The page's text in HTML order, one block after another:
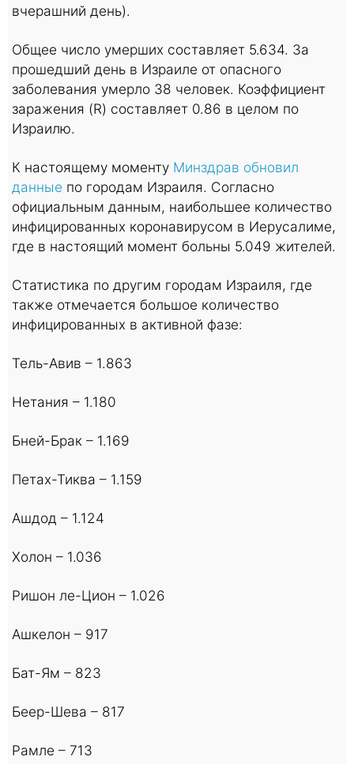
вчерашний день).
Общее число умерших составляет 5.634. За
прошедший день в Израиле от опасного
заболевания умерло 38 человек. Коэффициент
заражения (R) составляет 0.86 в целом по
Израилю.
К настоящему моменту Минздрав обновил
данные по городам Израиля. Согласно
официальным данным, наибольшее количество
инфицированных коронавирусом в Иерусалиме,
где в настоящий момент больны 5.049 жителей.
Статистика по другим городам Израиля, где
также отмечается большое количество
инфицированных в активной фазе:
Тель-Авив – 1.863
Нетания – 1.180
Бней-Брак – 1.169
Петах-Тиква – 1.159
Ашдод – 1.124
Холон – 1.036
Ришон ле-Цион – 1.026
Ашкелон – 917
Бат-Ям – 823
Беер-Шева – 817
Рамле – 713